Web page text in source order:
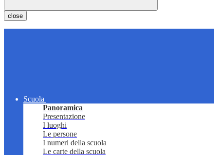
close
Scuola
Panoramica
Presentazione
I luoghi
Le persone
I numeri della scuola
Le carte della scuola